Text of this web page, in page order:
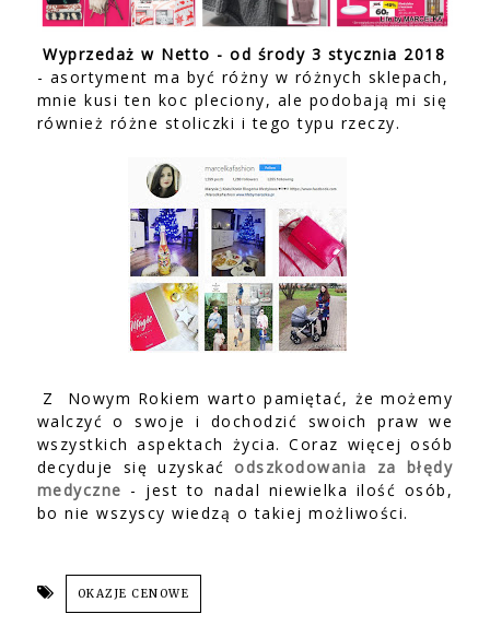
Wyprzedaż w Netto - od środy 3 stycznia 2018
- asortyment ma być różny w różnych sklepach,
mnie kusi ten koc pleciony, ale podobają mi się
również różne stoliczki i tego typu rzeczy.
Z Nowym Rokiem warto pamiętać, że możemy
walczyć o swoje i dochodzić swoich praw we
wszystkich aspektach życia. Coraz więcej osób
decyduje się uzyskać odszkodowania za błędy
medyczne - jest to nadal niewielka ilość osób,
bo nie wszyscy wiedzą o takiej możliwości.
OKAZJE CENOWE